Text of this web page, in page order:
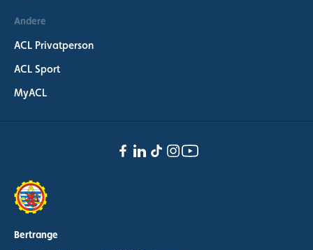
Andere
ACL Privatperson
ACL Sport
MyACL
Bertrange